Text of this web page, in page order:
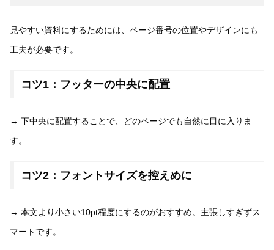
見やすい資料にするためには、ページ番号の位置やデザインにも
工夫が必要です。
コツ1：フッターの中央に配置
→ 下中央に配置することで、どのページでも自然に目に入りま
す。
コツ2：フォントサイズを控えめに
→ 本文より小さい10pt程度にするのがおすすめ。主張しすぎずス
マートです。